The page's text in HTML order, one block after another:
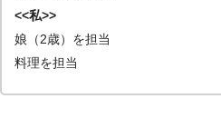
<<私>>
娘（2歳）を担当
料理を担当